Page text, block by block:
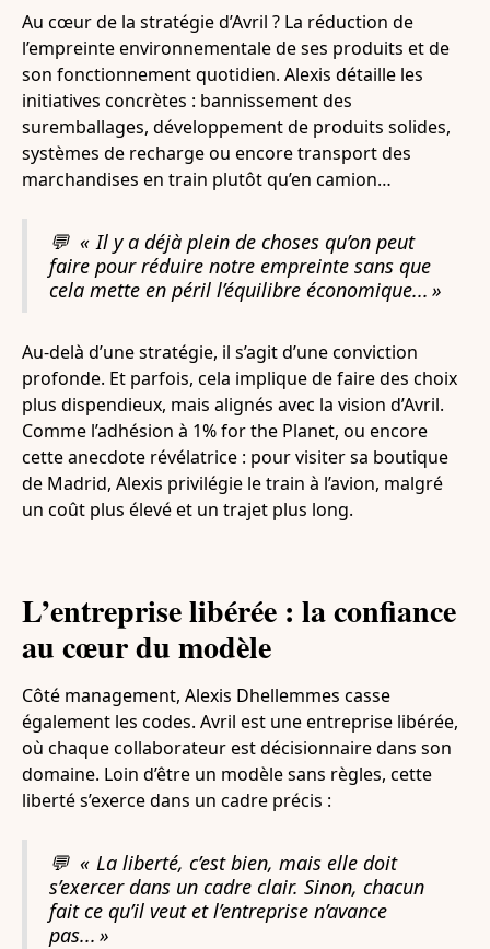
Au cœur de la stratégie d’Avril ? La réduction de
l’empreinte environnementale de ses produits et de
son fonctionnement quotidien. Alexis détaille les
initiatives concrètes : bannissement des
suremballages, développement de produits solides,
systèmes de recharge ou encore transport des
marchandises en train plutôt qu’en camion…
💬« Il y a déjà plein de choses qu’on peut
faire pour réduire notre empreinte sans que
cela mette en péril l’équilibre économique... »
Au-delà d’une stratégie, il s’agit d’une conviction
profonde. Et parfois, cela implique de faire des choix
plus dispendieux, mais alignés avec la vision d’Avril.
Comme l’adhésion à 1% for the Planet, ou encore
cette anecdote révélatrice : pour visiter sa boutique
de Madrid, Alexis privilégie le train à l’avion, malgré
un coût plus élevé et un trajet plus long.
L’entreprise libérée : la confiance
au cœur du modèle
Côté management, Alexis Dhellemmes casse
également les codes. Avril est une entreprise libérée,
où chaque collaborateur est décisionnaire dans son
domaine. Loin d’être un modèle sans règles, cette
liberté s’exerce dans un cadre précis :
💬« La liberté, c’est bien, mais elle doit
s’exercer dans un cadre clair. Sinon, chacun
fait ce qu’il veut et l’entreprise n’avance
pas... »